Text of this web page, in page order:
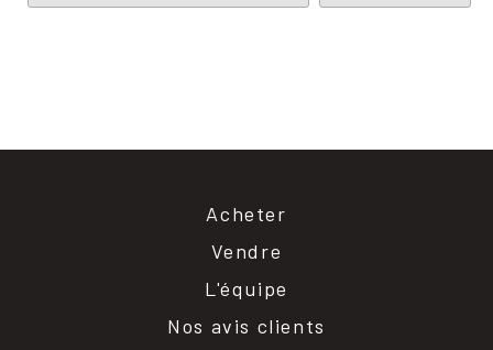
Acheter
Vendre
L'équipe
Nos avis clients